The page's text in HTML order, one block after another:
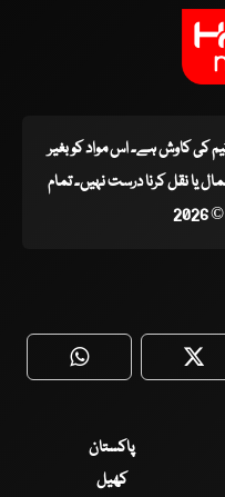
ٹیم کی کاوش ہے۔ اس مواد کو بغیر
یا نقل کرنا درست نہیں۔ تمام
WhatsApp
پاکستان
کھیل